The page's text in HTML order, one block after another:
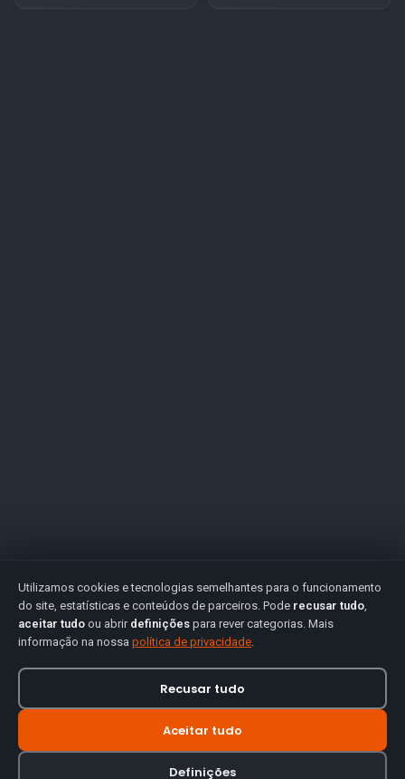
Utilizamos cookies e tecnologias semelhantes para o funcionamento
do site, estatísticas e conteúdos de parceiros. Pode recusar tudo,
aceitar tudo ou abrir definições para rever categorias. Mais
informação na nossa política de privacidade.
Recusar tudo
Aceitar tudo
Definições